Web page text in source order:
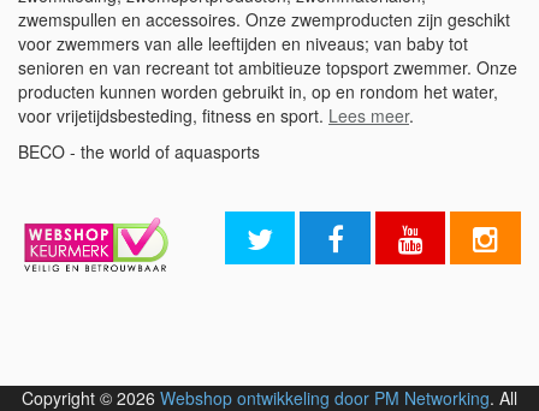
zwemspullen en accessoires. Onze zwemproducten zijn geschikt
voor zwemmers van alle leeftijden en niveaus; van baby tot
senioren en van recreant tot ambitieuze topsport zwemmer. Onze
producten kunnen worden gebruikt in, op en rondom het water,
voor vrijetijdsbesteding, fitness en sport. Lees meer.
BECO - the world of aquasports
Copyright © 2026 Webshop ontwikkeling door PM Networking. All